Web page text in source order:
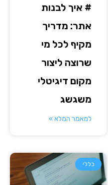
# איך לבנות
אתר: מדריך
מקיף לכל מי
שרוצה ליצור
מקום דיגיטלי
משגשג
למאמר המלא »
כללי